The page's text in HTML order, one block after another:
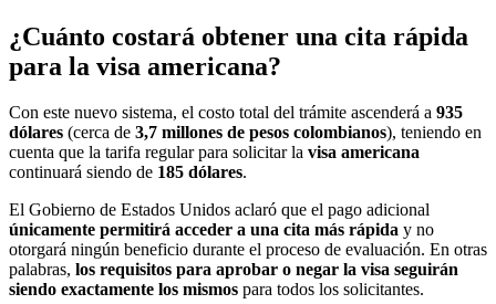
¿Cuánto costará obtener una cita rápida
para la visa americana?
Con este nuevo sistema, el costo total del trámite ascenderá a 935
dólares (cerca de 3,7 millones de pesos colombianos), teniendo en
cuenta que la tarifa regular para solicitar la visa americana
continuará siendo de 185 dólares.
El Gobierno de Estados Unidos aclaró que el pago adicional
únicamente permitirá acceder a una cita más rápida y no
otorgará ningún beneficio durante el proceso de evaluación. En otras
palabras, los requisitos para aprobar o negar la visa seguirán
siendo exactamente los mismos para todos los solicitantes.